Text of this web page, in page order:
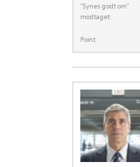
"Synes godt om"
modtaget:
Point: